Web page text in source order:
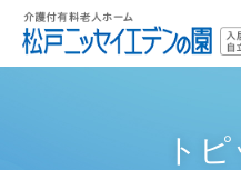
ト